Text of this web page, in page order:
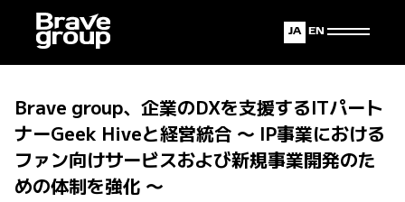
English
Japanese
Brave group、企業のDXを支援するITパート
ナーGeek Hiveと経営統合 〜 IP事業における
ファン向けサービスおよび新規事業開発のた
めの体制を強化 〜